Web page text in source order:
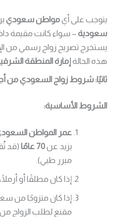
يتوجب على أيمواطن سعودي
سعودية – سواء كانت مقيمة
يستخرج تصريح زواج رسمي من
هذه الحالةإمارة المنطقة
ثانيًا: شروط زواج السعودي من أجنبية 2025 (إمارة
الشروط الأساسية:
عمر المواطن
يزيد عن70 عامًا
(قد
مبرر طبي).
إذا كان مطلقًا أو
إذا كان متزوجًا من
مقنع لطلب الزواج